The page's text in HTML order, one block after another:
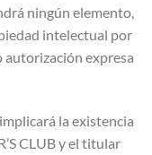
ningún elemento,
intelectual por
expresa
la existencia
CLUB y el titular